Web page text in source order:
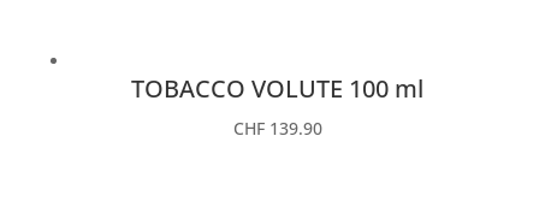
TOBACCO VOLUTE 100 ml
CHF139.90